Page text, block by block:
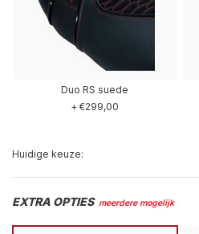
Duo RS suede
+ €299,00
Huidige keuze:
EXTRA OPTIES meerdere mogelijk